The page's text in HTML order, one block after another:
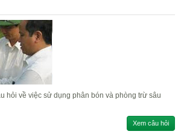
hỏi về việc sử dụng phân bón và phòng trừ sâu
Xem câu hỏi